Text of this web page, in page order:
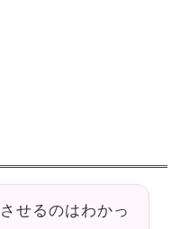
せるのはわかっ